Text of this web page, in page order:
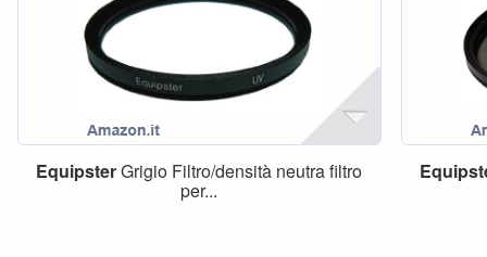
EquipsterGrigio Filtro/densità neutra filtro
per...